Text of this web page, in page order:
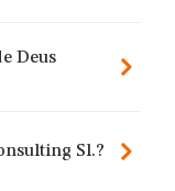
Deus
Sl.?